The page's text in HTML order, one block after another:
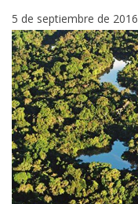
5 de septiembre de 2016